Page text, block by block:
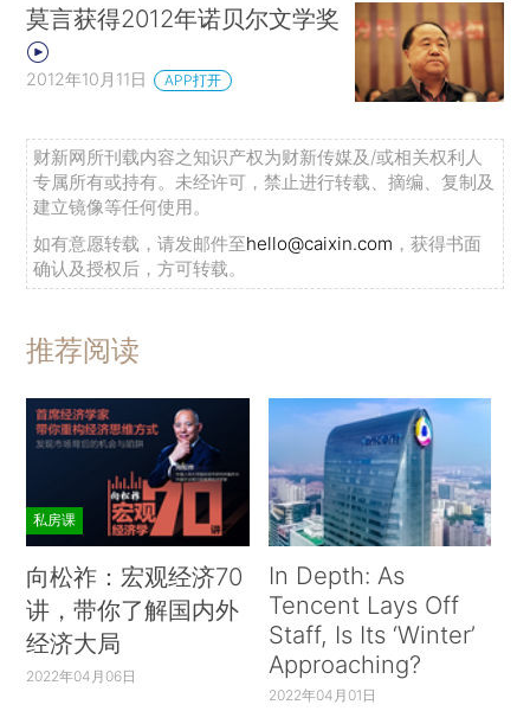
莫言获得2012年诺贝尔文学奖
2012年10月11日 APP打开
财新网所刊载内容之知识产权为财新传媒及/或相关权利人
专属所有或持有。未经许可，禁止进行转载、摘编、复制及
建立镜像等任何使用。
如有意愿转载，请发邮件至hello@caixin.com ，获得书面
确认及授权后，方可转载。
推荐阅读
私房课
向松祚：宏观经济70
讲，带你了解国内外
经济大局
2022年04月06日
In Depth: As
Tencent Lays Off
Staff, Is Its ‘Winter’
Approaching?
2022年04月01日